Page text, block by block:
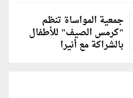
جمعية المواساة تنظم
"كرمس الصيف" للأطفال
بالشراكة مع أنيرا